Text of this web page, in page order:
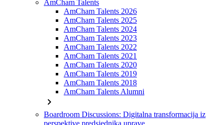
AmCham Talents
AmCham Talents 2026
AmCham Talents 2025
AmCham Talents 2024
AmCham Talents 2023
AmCham Talents 2022
AmCham Talents 2021
AmCham Talents 2020
AmCham Talents 2019
AmCham Talents 2018
AmCham Talents Alumni
chevron_right
Boardroom Discussions: Digitalna transformacija iz
perspektive predsjednika uprave